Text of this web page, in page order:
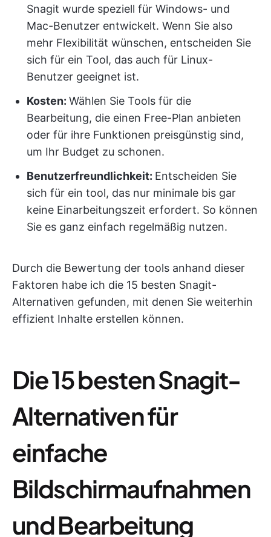
Snagit wurde speziell für Windows- und
Mac-Benutzer entwickelt. Wenn Sie also
mehr Flexibilität wünschen, entscheiden Sie
sich für ein Tool, das auch für Linux-
Benutzer geeignet ist.
Kosten: Wählen Sie Tools für die
Bearbeitung, die einen Free-Plan anbieten
oder für ihre Funktionen preisgünstig sind,
um Ihr Budget zu schonen.
Benutzerfreundlichkeit: Entscheiden Sie
sich für ein tool, das nur minimale bis gar
keine Einarbeitungszeit erfordert. So können
Sie es ganz einfach regelmäßig nutzen.
Durch die Bewertung der tools anhand dieser
Faktoren habe ich die 15 besten Snagit-
Alternativen gefunden, mit denen Sie weiterhin
effizient Inhalte erstellen können.
Die 15 besten Snagit-
Alternativen für
einfache
Bildschirmaufnahmen
und Bearbeitung